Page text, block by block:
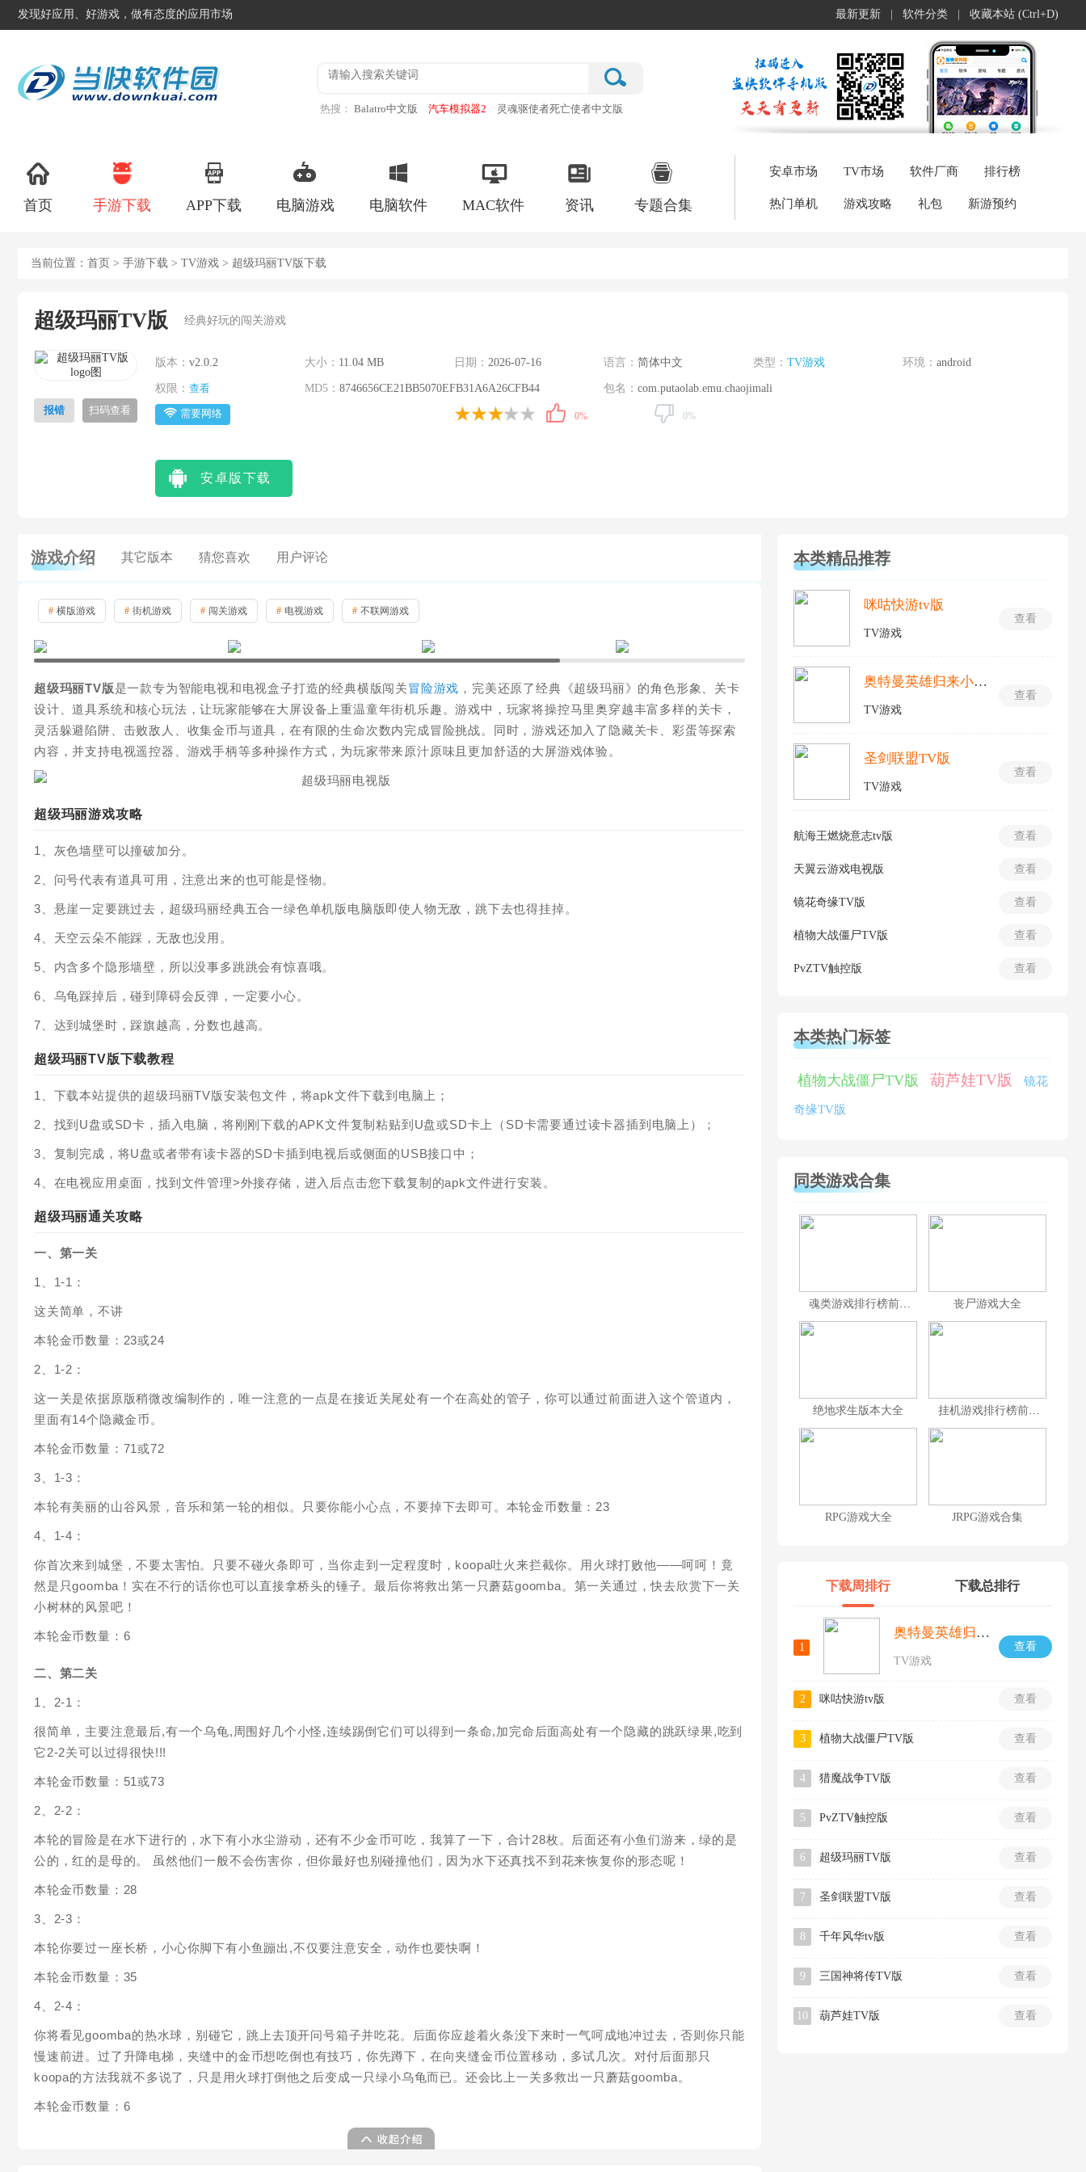
发现好应用、好游戏，做有态度的应用市场 最新更新 软件分类 收藏本站 (Ctrl+D)
热搜： Balatro中文版 汽车模拟器2
灵魂驱使者死亡使者中文版
首页 手游下载 APP下载 电脑游戏 电脑软件 MAC软件 资讯 专题合集
安卓市场 TV市场 软件厂商 排行榜
热门单机 游戏攻略 礼包 新游预约
当前位置： 首页 > 手游下载 > TV游戏 > 超级玛丽TV版下载
超级玛丽TV版 经典好玩的闯关游戏
报错 扫码查看
版本： v2.0.2 大小： 11.04 MB 日期： 2026-07-16 语言： 简体中文 类型： TV游戏 环境： android
权限： 查看 MD5： 8746656CE21BB5070EFB31A6A26CFB44 包名： com.putaolab.emu.chaojimali
需要网络 0% 0%
安卓版下载
游戏介绍 其它版本 猜您喜欢 用户评论
# 横版游戏 # 街机游戏 # 闯关游戏 # 电视游戏 # 不联网游戏
超级玛丽TV版是一款专为智能电视和电视盒子打造的经典横版闯关 冒险游戏 ，完美还原了经典《超级玛丽》的角色形象、关卡
设计、道具系统和核心玩法，让玩家能够在大屏设备上重温童年街机乐趣。游戏中，玩家将操控马里奥穿越丰富多样的关卡，
灵活躲避陷阱、击败敌人、收集金币与道具，在有限的生命次数内完成冒险挑战。同时，游戏还加入了隐藏关卡、彩蛋等探索
内容，并支持电视遥控器、游戏手柄等多种操作方式，为玩家带来原汁原味且更加舒适的大屏游戏体验。
超级玛丽游戏攻略
1、灰色墙壁可以撞破加分。
2、问号代表有道具可用，注意出来的也可能是怪物。
3、悬崖一定要跳过去，超级玛丽经典五合一绿色单机版电脑版即使人物无敌，跳下去也得挂掉。
4、天空云朵不能踩，无敌也没用。
5、内含多个隐形墙壁，所以没事多跳跳会有惊喜哦。
6、乌龟踩掉后，碰到障碍会反弹，一定要小心。
7、达到城堡时，踩旗越高，分数也越高。
超级玛丽TV版下载教程
1、下载本站提供的超级玛丽TV版安装包文件，将apk文件下载到电脑上；
2、找到U盘或SD卡，插入电脑，将刚刚下载的APK文件复制粘贴到U盘或SD卡上（SD卡需要通过读卡器插到电脑上）；
3、复制完成，将U盘或者带有读卡器的SD卡插到电视后或侧面的USB接口中；
4、在电视应用桌面，找到文件管理>外接存储，进入后点击您下载复制的apk文件进行安装。
超级玛丽通关攻略
一、第一关
1、1-1：
这关简单，不讲
本轮金币数量：23或24
2、1-2：
这一关是依据原版稍微改编制作的，唯一注意的一点是在接近关尾处有一个在高处的管子，你可以通过前面进入这个管道内，
里面有14个隐藏金币。
本轮金币数量：71或72
3、1-3：
本轮有美丽的山谷风景，音乐和第一轮的相似。只要你能小心点，不要掉下去即可。本轮金币数量：23
4、1-4：
你首次来到城堡，不要太害怕。只要不碰火条即可，当你走到一定程度时，koopa吐火来拦截你。用火球打败他——呵呵！竟
然是只goomba！实在不行的话你也可以直接拿桥头的锤子。最后你将救出第一只蘑菇goomba。第一关通过，快去欣赏下一关
小树林的风景吧！
本轮金币数量：6
二、第二关
1、2-1：
很简单，主要注意最后,有一个乌龟,周围好几个小怪,连续踢倒它们可以得到一条命,加完命后面高处有一个隐藏的跳跃绿果,吃到
它2-2关可以过得很快!!!
本轮金币数量：51或73
2、2-2：
本轮的冒险是在水下进行的，水下有小水尘游动，还有不少金币可吃，我算了一下，合计28枚。后面还有小鱼们游来，绿的是
公的，红的是母的。 虽然他们一般不会伤害你，但你最好也别碰撞他们，因为水下还真找不到花来恢复你的形态呢！
本轮金币数量：28
3、2-3：
本轮你要过一座长桥，小心你脚下有小鱼蹦出,不仅要注意安全，动作也要快啊！
本轮金币数量：35
4、2-4：
你将看见goomba的热水球，别碰它，跳上去顶开问号箱子并吃花。后面你应趁着火条没下来时一气呵成地冲过去，否则你只能
慢速前进。过了升降电梯，夹缝中的金币想吃倒也有技巧，你先蹲下，在向夹缝金币位置移动，多试几次。对付后面那只
koopa的方法我就不多说了，只是用火球打倒他之后变成一只绿小乌龟而已。还会比上一关多救出一只蘑菇goomba。
本轮金币数量：6
本类精品推荐
查看
咪咕快游tv版
TV游戏
查看
奥特曼英雄归来小y版
TV游戏
查看
圣剑联盟TV版
TV游戏
查看
航海王燃烧意志tv版
查看
天翼云游戏电视版
查看
镜花奇缘TV版
查看
植物大战僵尸TV版
查看
PvZTV触控版
本类热门标签
植物大战僵尸TV版 葫芦娃TV版 镜花
奇缘TV版
同类游戏合集
魂类游戏排行榜前十名 丧尸游戏大全
绝地求生版本大全 挂机游戏排行榜前十名
RPG游戏大全 JRPG游戏合集
下载周排行 下载总排行
1 查看
奥特曼英雄归来小y版
TV游戏
2 查看
咪咕快游tv版
3 查看
植物大战僵尸TV版
4 查看
猎魔战争TV版
5 查看
PvZTV触控版
6 查看
超级玛丽TV版
7 查看
圣剑联盟TV版
8 查看
千年风华tv版
9 查看
三国神将传TV版
10 查看
葫芦娃TV版